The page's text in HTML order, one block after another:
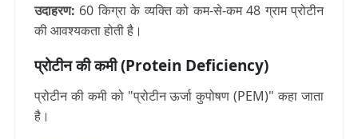
उदाहरण: 60 किग्रा के व्यक्ति को कम-से-कम 48 ग्राम प्रोटीन
की आवश्यकता होती है।
प्रोटीन की कमी (Protein Deficiency)
प्रोटीन की कमी को "प्रोटीन ऊर्जा कुपोषण (PEM)" कहा जाता
है।